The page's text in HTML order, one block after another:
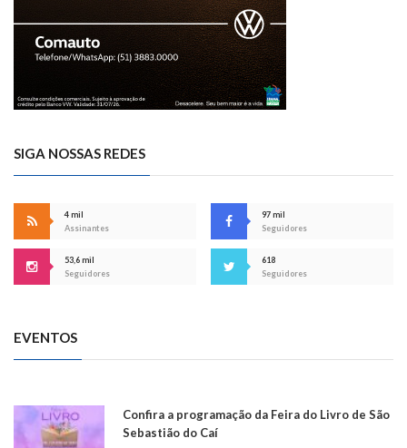
SIGA NOSSAS REDES
4 mil
Assinantes
97 mil
Seguidores
53,6 mil
Seguidores
618
Seguidores
EVENTOS
Confira a programação da Feira do Livro de São
Sebastião do Caí